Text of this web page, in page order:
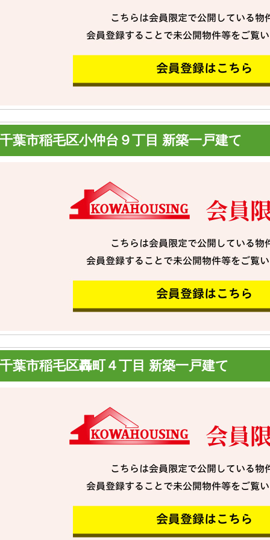
千葉市稲毛区小仲台９丁目 新築一戸建て
千葉市稲毛区轟町４丁目 新築一戸建て